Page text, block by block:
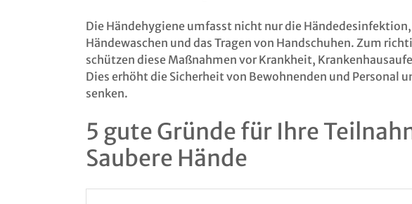
Die Händehygiene umfasst nicht nur die Händedesinfektion,
Händewaschen und das Tragen von Handschuhen. Zum
schützen diese Maßnahmen vor Krankheit,
Dies erhöht die Sicherheit von Bewohnenden und Personal
senken.
5 gute Gründe für Ihre
Saubere Hände